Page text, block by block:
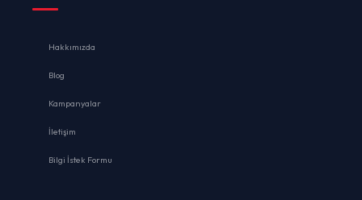
Hakkımızda
Blog
Kampanyalar
İletişim
Bilgi İstek Formu